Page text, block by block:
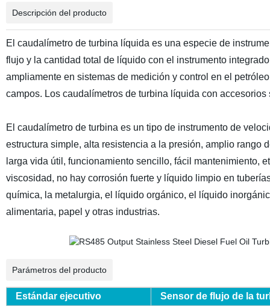
Descripción del producto
El caudalímetro de turbina líquida es una especie de
flujo y la cantidad total de líquido con el instrumento
ampliamente en sistemas de medición y control en el
campos. Los caudalímetros de turbina líquida con
El caudalímetro de turbina es un tipo de instrumento de
estructura simple, alta resistencia a la presión, amplio rango
larga vida útil, funcionamiento sencillo, fácil mantenimiento,
viscosidad, no hay corrosión fuerte y líquido limpio en
química, la metalurgia, el líquido orgánico, el líquido
alimentaria, papel y otras industrias.
Parámetros del producto
Estándar ejecutivo
Sensor de flujo de la